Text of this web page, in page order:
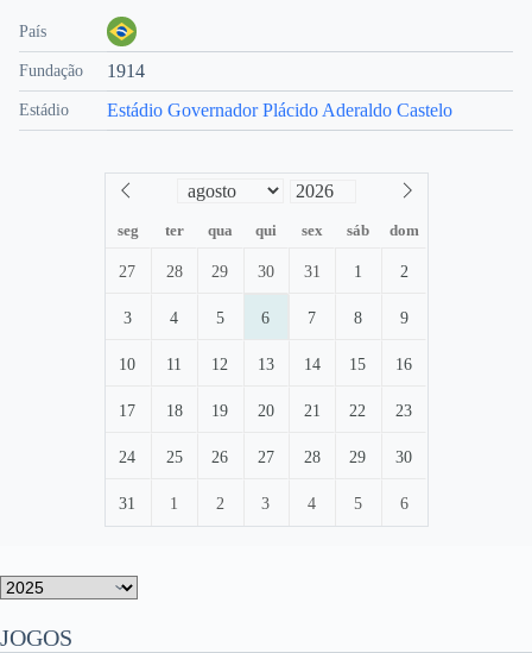
País
Fundação 1914
Estádio Estádio Governador Plácido Aderaldo Castelo
seg ter qua qui sex sáb dom
27 28 29 30 31 1 2
3 4 5 6 7 8 9
10 11 12 13 14 15 16
17 18 19 20 21 22 23
24 25 26 27 28 29 30
31 1 2 3 4 5 6
JOGOS